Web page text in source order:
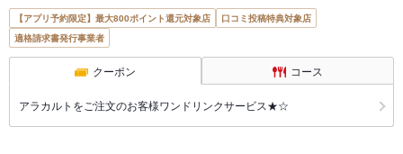
【アプリ予約限定】最大800ポイント還元対象店
口コミ投稿特典対象店
適格請求書発行事業者
クーポン コース
アラカルトをご注文のお客様ワンドリンクサービス★☆